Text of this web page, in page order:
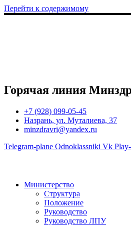
Перейти к содержимому
Горячая линия
+7 (928) 099-05-45
Назрань, ул. Муталиева, 37
minzdravri@yandex.ru
Telegram-plane Odnoklassniki Vk
Министерство
Структура
Положение
Руководство
Руководство ЛПУ